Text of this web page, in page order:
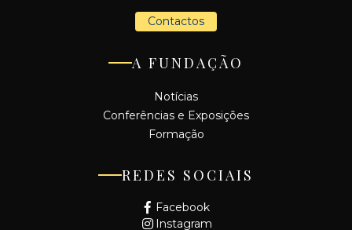
Contactos
A FUNDAÇÃO
Notícias
Conferências e Exposições
Formação
REDES SOCIAIS
Facebook
Instagram